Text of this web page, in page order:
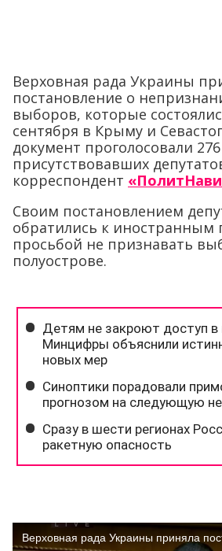
Верховная рада Украины
постановление о
выборов, которые
сентября в Крыму и
документ проголосовали
присутствовавших
корреспондент
Своим постановлением
обратились к иностранным
просьбой не признавать
полуострове.